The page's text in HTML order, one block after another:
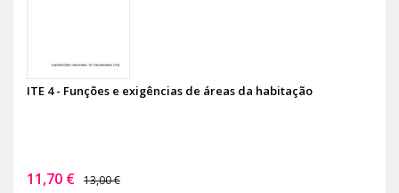
ITE 4 - Funções e exigências de áreas da habitação
11,70 € 13,00 €